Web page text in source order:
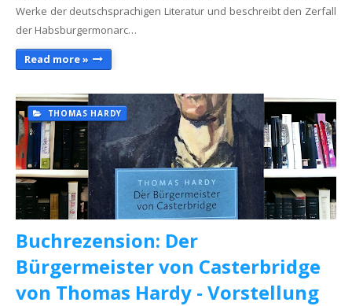
Werke der deutschsprachigen Literatur und beschreibt den Zerfall
der Habsburgermonarc…
Read more »
THOMAS HARDY
Buchrezension: Der
Bürgermeister von Casterbridge
von Thomas Hardy - Vorstellung